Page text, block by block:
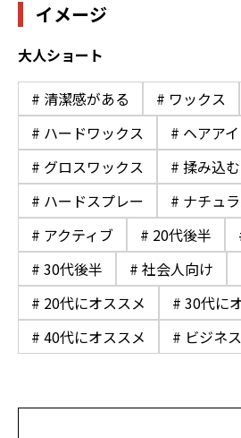
イメージ
大人ショート
# 清潔感がある # ワックス
# ハードワックス
# ヘアア
# グロスワックス
# 揉み込む
# ハードスプレー
# ナチュ
# アクティブ
# 20代後半
# 30代後半
# 社会人向け
# 20代にオススメ
# 30代に
# 40代にオススメ
# ビジネス